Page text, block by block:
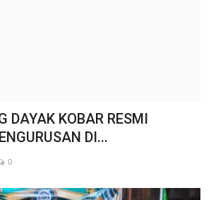
DAYAK KOBAR RESMI
DI...
0